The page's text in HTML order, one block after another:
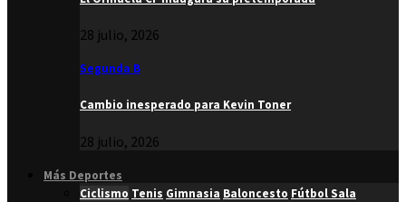
28 julio, 2026
Segunda B
Cambio inesperado para Kevin Toner
28 julio, 2026
Más Deportes
Ciclismo Tenis Gimnasia Baloncesto Fútbol Sala